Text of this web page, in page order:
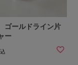
ールドライン片
ー